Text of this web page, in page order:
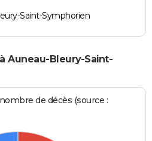
Saint-Symphorien
Auneau-Bleury-Saint-
de décès (source :